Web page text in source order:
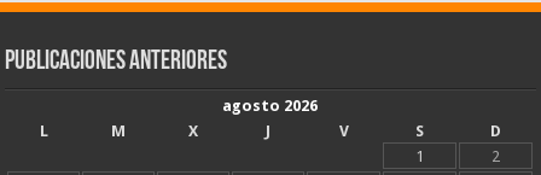
Publicaciones Anteriores
agosto 2026
L
M X J V S
D
1
2